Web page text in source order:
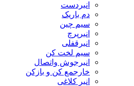
انبردست
دم باریک
سیم چین
انبرپرچ
انبرقفلی
سیم لخت کن
انبرجوش واتصال
خارجمع کن و بازکن
انبر کلاغی